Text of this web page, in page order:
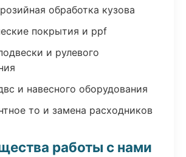
обработка кузова
покрытия и ppf
и рулевого
и навесного оборудования
то и замена расходников
работы с нами